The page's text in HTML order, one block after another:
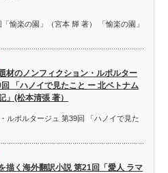
愉楽の園」（宮本 輝 著） 「愉楽の園」
材のノンフィクション・ルポルター
「ハノイで見たこと ー 北ベトナム
」(松本清張 著）
ルポルタージュ 第39回 「ハノイで見た
描く海外翻訳小説 第21回「愛人 ラマ